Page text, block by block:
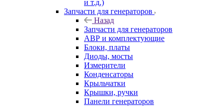
и т.д.)
Запчасти для генераторов
Назад
Запчасти для генераторов
АВР и комплектующие
Блоки, платы
Диоды, мосты
Измерители
Конденсаторы
Крыльчатки
Крышки, ручки
Панели генераторов